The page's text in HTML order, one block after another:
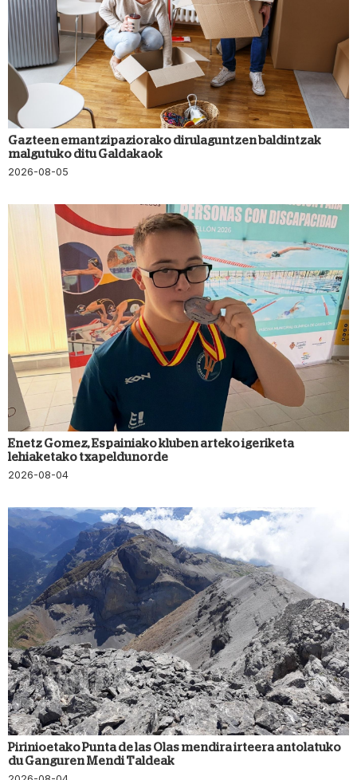
Gazteen emantzipaziorako dirulaguntzen baldintzak
malgutuko ditu Galdakaok
2026-08-05
Enetz Gomez, Espainiako kluben arteko igeriketa
lehiaketako txapeldunorde
2026-08-04
Pirinioetako Punta de las Olas mendira irteera antolatuko
du Ganguren Mendi Taldeak